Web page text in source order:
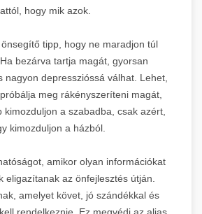
attól, hogy mik azok.
tipp, hogy ne maradjon túl
bezárva tartja magát, gyorsan
nagyon depresszióssá válhat. Lehet,
meg rákényszeríteni magát,
kimozduljon a szabadba, csak azért,
kimozduljon a házból.
amikor olyan információkat
eligazítanak az önfejlesztés útján.
amelyet követ, jó szándékkal és
rendelkeznie. Ez megvédi az aljas